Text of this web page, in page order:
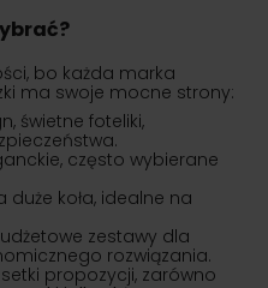
bo każda marka
ma swoje mocne strony:
świetne foteliki,
często wybierane
duże koła, idealne na
zestawy dla
rozwiązania.
propozycji, zarówno